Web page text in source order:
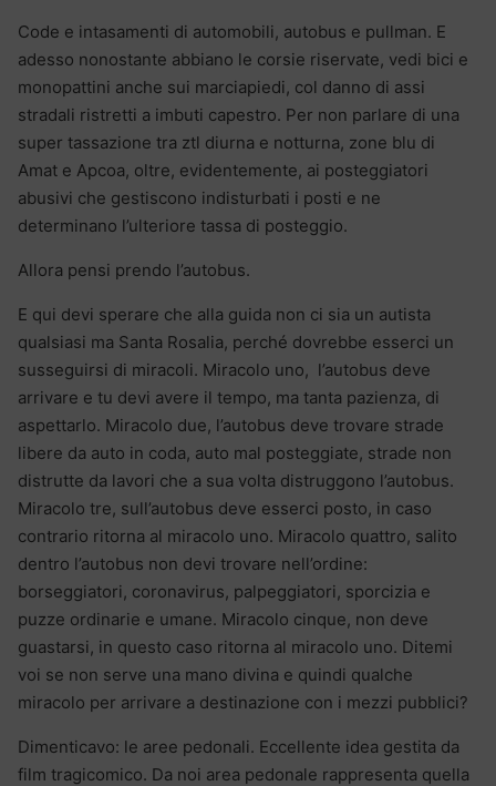
Code e intasamenti di automobili, autobus e pullman. E
adesso nonostante abbiano le corsie riservate, vedi bici e
monopattini anche sui marciapiedi, col danno di assi
stradali ristretti a imbuti capestro. Per non parlare di una
super tassazione tra ztl diurna e notturna, zone blu di
Amat e Apcoa, oltre, evidentemente, ai posteggiatori
abusivi che gestiscono indisturbati i posti e ne
determinano l’ulteriore tassa di posteggio.
Allora pensi prendo l’autobus.
E qui devi sperare che alla guida non ci sia un autista
qualsiasi ma Santa Rosalia, perché dovrebbe esserci un
susseguirsi di miracoli. Miracolo uno, l’autobus deve
arrivare e tu devi avere il tempo, ma tanta pazienza, di
aspettarlo. Miracolo due, l’autobus deve trovare strade
libere da auto in coda, auto mal posteggiate, strade non
distrutte da lavori che a sua volta distruggono l’autobus.
Miracolo tre, sull’autobus deve esserci posto, in caso
contrario ritorna al miracolo uno. Miracolo quattro, salito
dentro l’autobus non devi trovare nell’ordine:
borseggiatori, coronavirus, palpeggiatori, sporcizia e
puzze ordinarie e umane. Miracolo cinque, non deve
guastarsi, in questo caso ritorna al miracolo uno. Ditemi
voi se non serve una mano divina e quindi qualche
miracolo per arrivare a destinazione con i mezzi pubblici?
Dimenticavo: le aree pedonali. Eccellente idea gestita da
film tragicomico. Da noi area pedonale rappresenta quella